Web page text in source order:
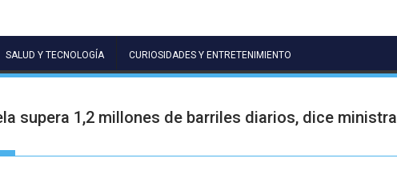
SALUD Y TECNOLOGÍA CURIOSIDADES Y ENTRETENIMIENTO
supera 1,2 millones de barriles diarios, dice ministra